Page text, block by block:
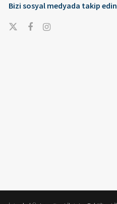
Bizi sosyal medyada takip edin